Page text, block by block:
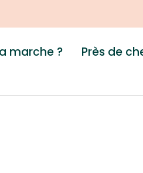
marche ? Près de